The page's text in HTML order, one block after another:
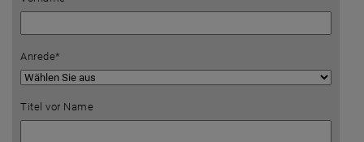
Anrede*
Titel vor Name